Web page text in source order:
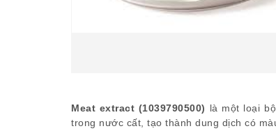
Meat extract (1039790500) là một loại
trong nước cất, tạo thành dung dịch có